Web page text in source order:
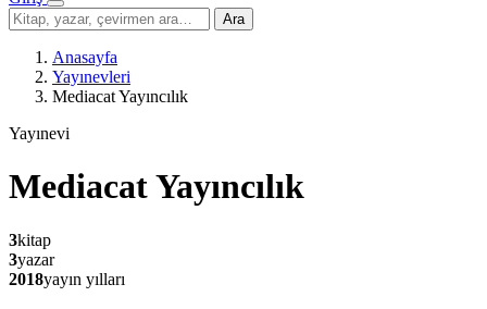
Menü
Sitede
ara
Ara
Anasayfa
Yayınevleri
Mediacat Yayıncılık
Yayınevi
Mediacat Yayıncılık
3kitap
3yazar
2018yayın yılları